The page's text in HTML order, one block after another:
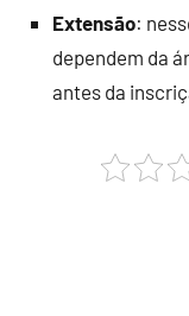
Extensão:
dependem da
antes da